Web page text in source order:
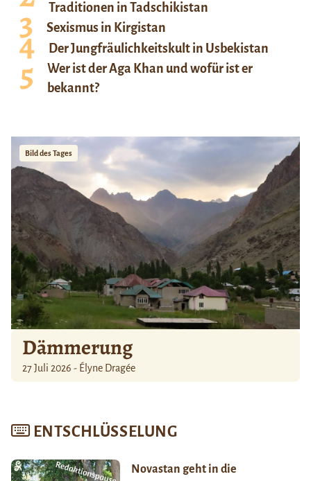
Traditionen in Tadschikistan
Sexismus in Kirgistan
Der Jungfräulichkeitskult in Usbekistan
Wer ist der Aga Khan und wofür ist er
bekannt?
Bild des Tages
Dämmerung
27 Juli 2026 - Élyne Dragée
ENTSCHLÜSSELUNG
Novastan geht in die